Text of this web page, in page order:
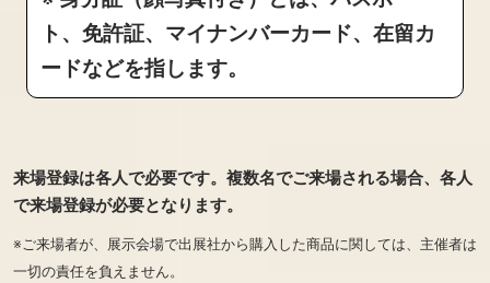
ト、免許証、マイナンバーカード、在留カ
ードなどを指します。
来場登録は各人で必要です。複数名でご来場される場合、各人
で来場登録が必要となります。
※ご来場者が、展示会場で出展社から購入した商品に関しては、主催者は
一切の責任を負えません。